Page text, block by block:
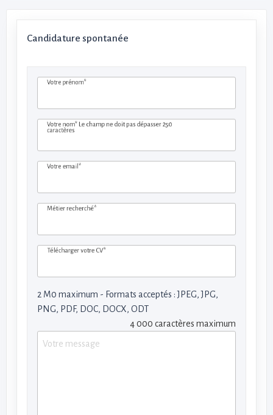
Candidature spontanée
Votre prénom*
Votre nom* Le champ ne doit pas dépasser 250
caractères
Votre email*
Métier recherché*
Télécharger votre CV*
2 M0 maximum - Formats acceptés : JPEG, JPG,
PNG, PDF, DOC, DOCX, ODT
4 000 caractères maximum